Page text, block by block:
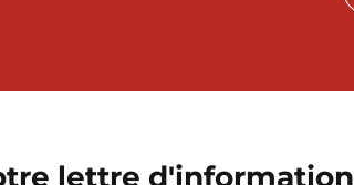
lettre d'information